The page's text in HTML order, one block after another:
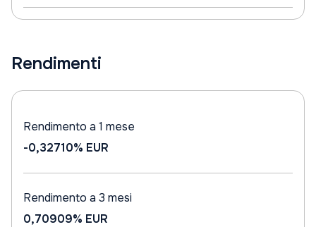
Rendimenti
Rendimento a 1 mese
-0,32710% EUR
Rendimento a 3 mesi
0,70909% EUR